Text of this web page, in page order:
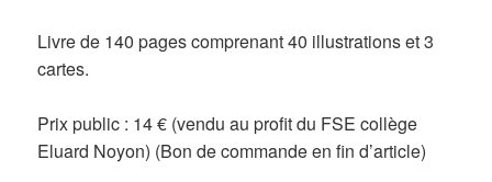
Livre de 140 pages comprenant 40 illustrations et 3
cartes.
Prix public : 14 € (vendu au profit du FSE collège
Eluard Noyon) (Bon de commande en fin d’article)